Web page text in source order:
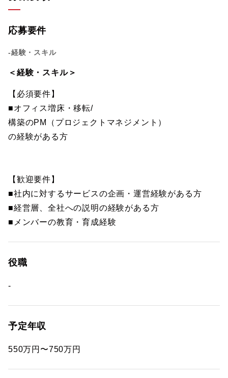
応募要件
-経験・スキル
＜経験・スキル＞
【必須要件】
■オフィス増床・移転/
構築のPM（プロジェクトマネジメント）
の経験がある方
【歓迎要件】
■社内に対するサービスの企画・運営経験がある方
■経営層、全社への説明の経験がある方
■メンバーの教育・育成経験
役職
-
予定年収
550万円〜750万円